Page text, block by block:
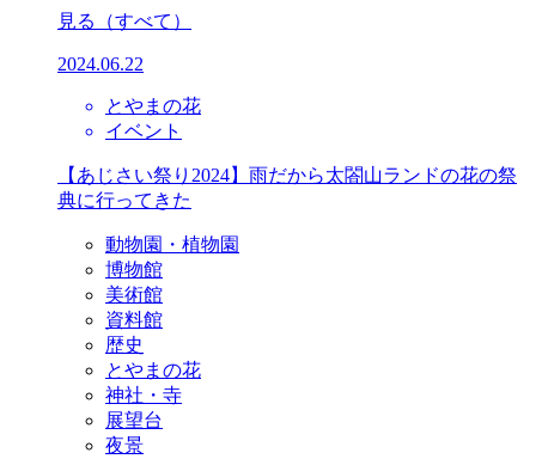
見る （すべて）
2024.06.22
とやまの花
イベント
【あじさい祭り2024】雨だから太閤山ランドの花の祭
典に行ってきた
動物園・植物園
博物館
美術館
資料館
歴史
とやまの花
神社・寺
展望台
夜景